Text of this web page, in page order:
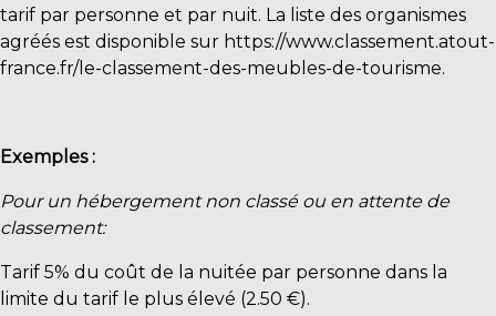
tarif par personne et par nuit. La liste des organismes
agréés est disponible sur https://www.classement.atout-
france.fr/le-classement-des-meubles-de-tourisme.
Exemples :
Pour un hébergement non classé ou en attente de
classement:
Tarif 5% du coût de la nuitée par personne dans la
limite du tarif le plus élevé (2.50 €).